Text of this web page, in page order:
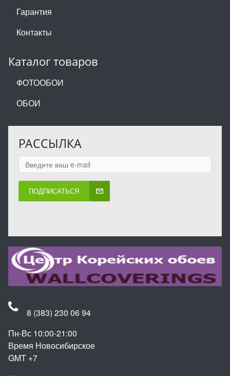
Гарантия
Контакты
Каталог товаров
ФОТООБОИ
ОБОИ
РАССЫЛКА
ПОДПИСАТЬСЯ
8 (383) 230 06 94
Пн-Вс 10:00-21:00
Время Новосибирское
GMT +7